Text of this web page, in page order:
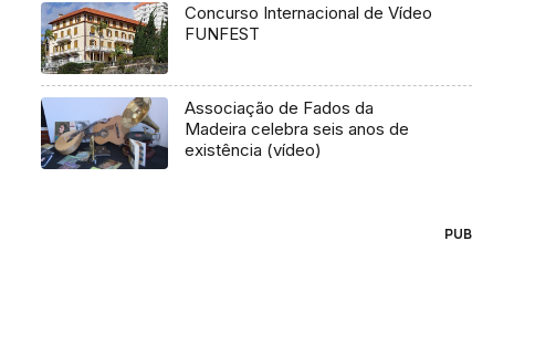
Concurso Internacional de Vídeo
FUNFEST
Associação de Fados da
Madeira celebra seis anos de
existência (vídeo)
PUB